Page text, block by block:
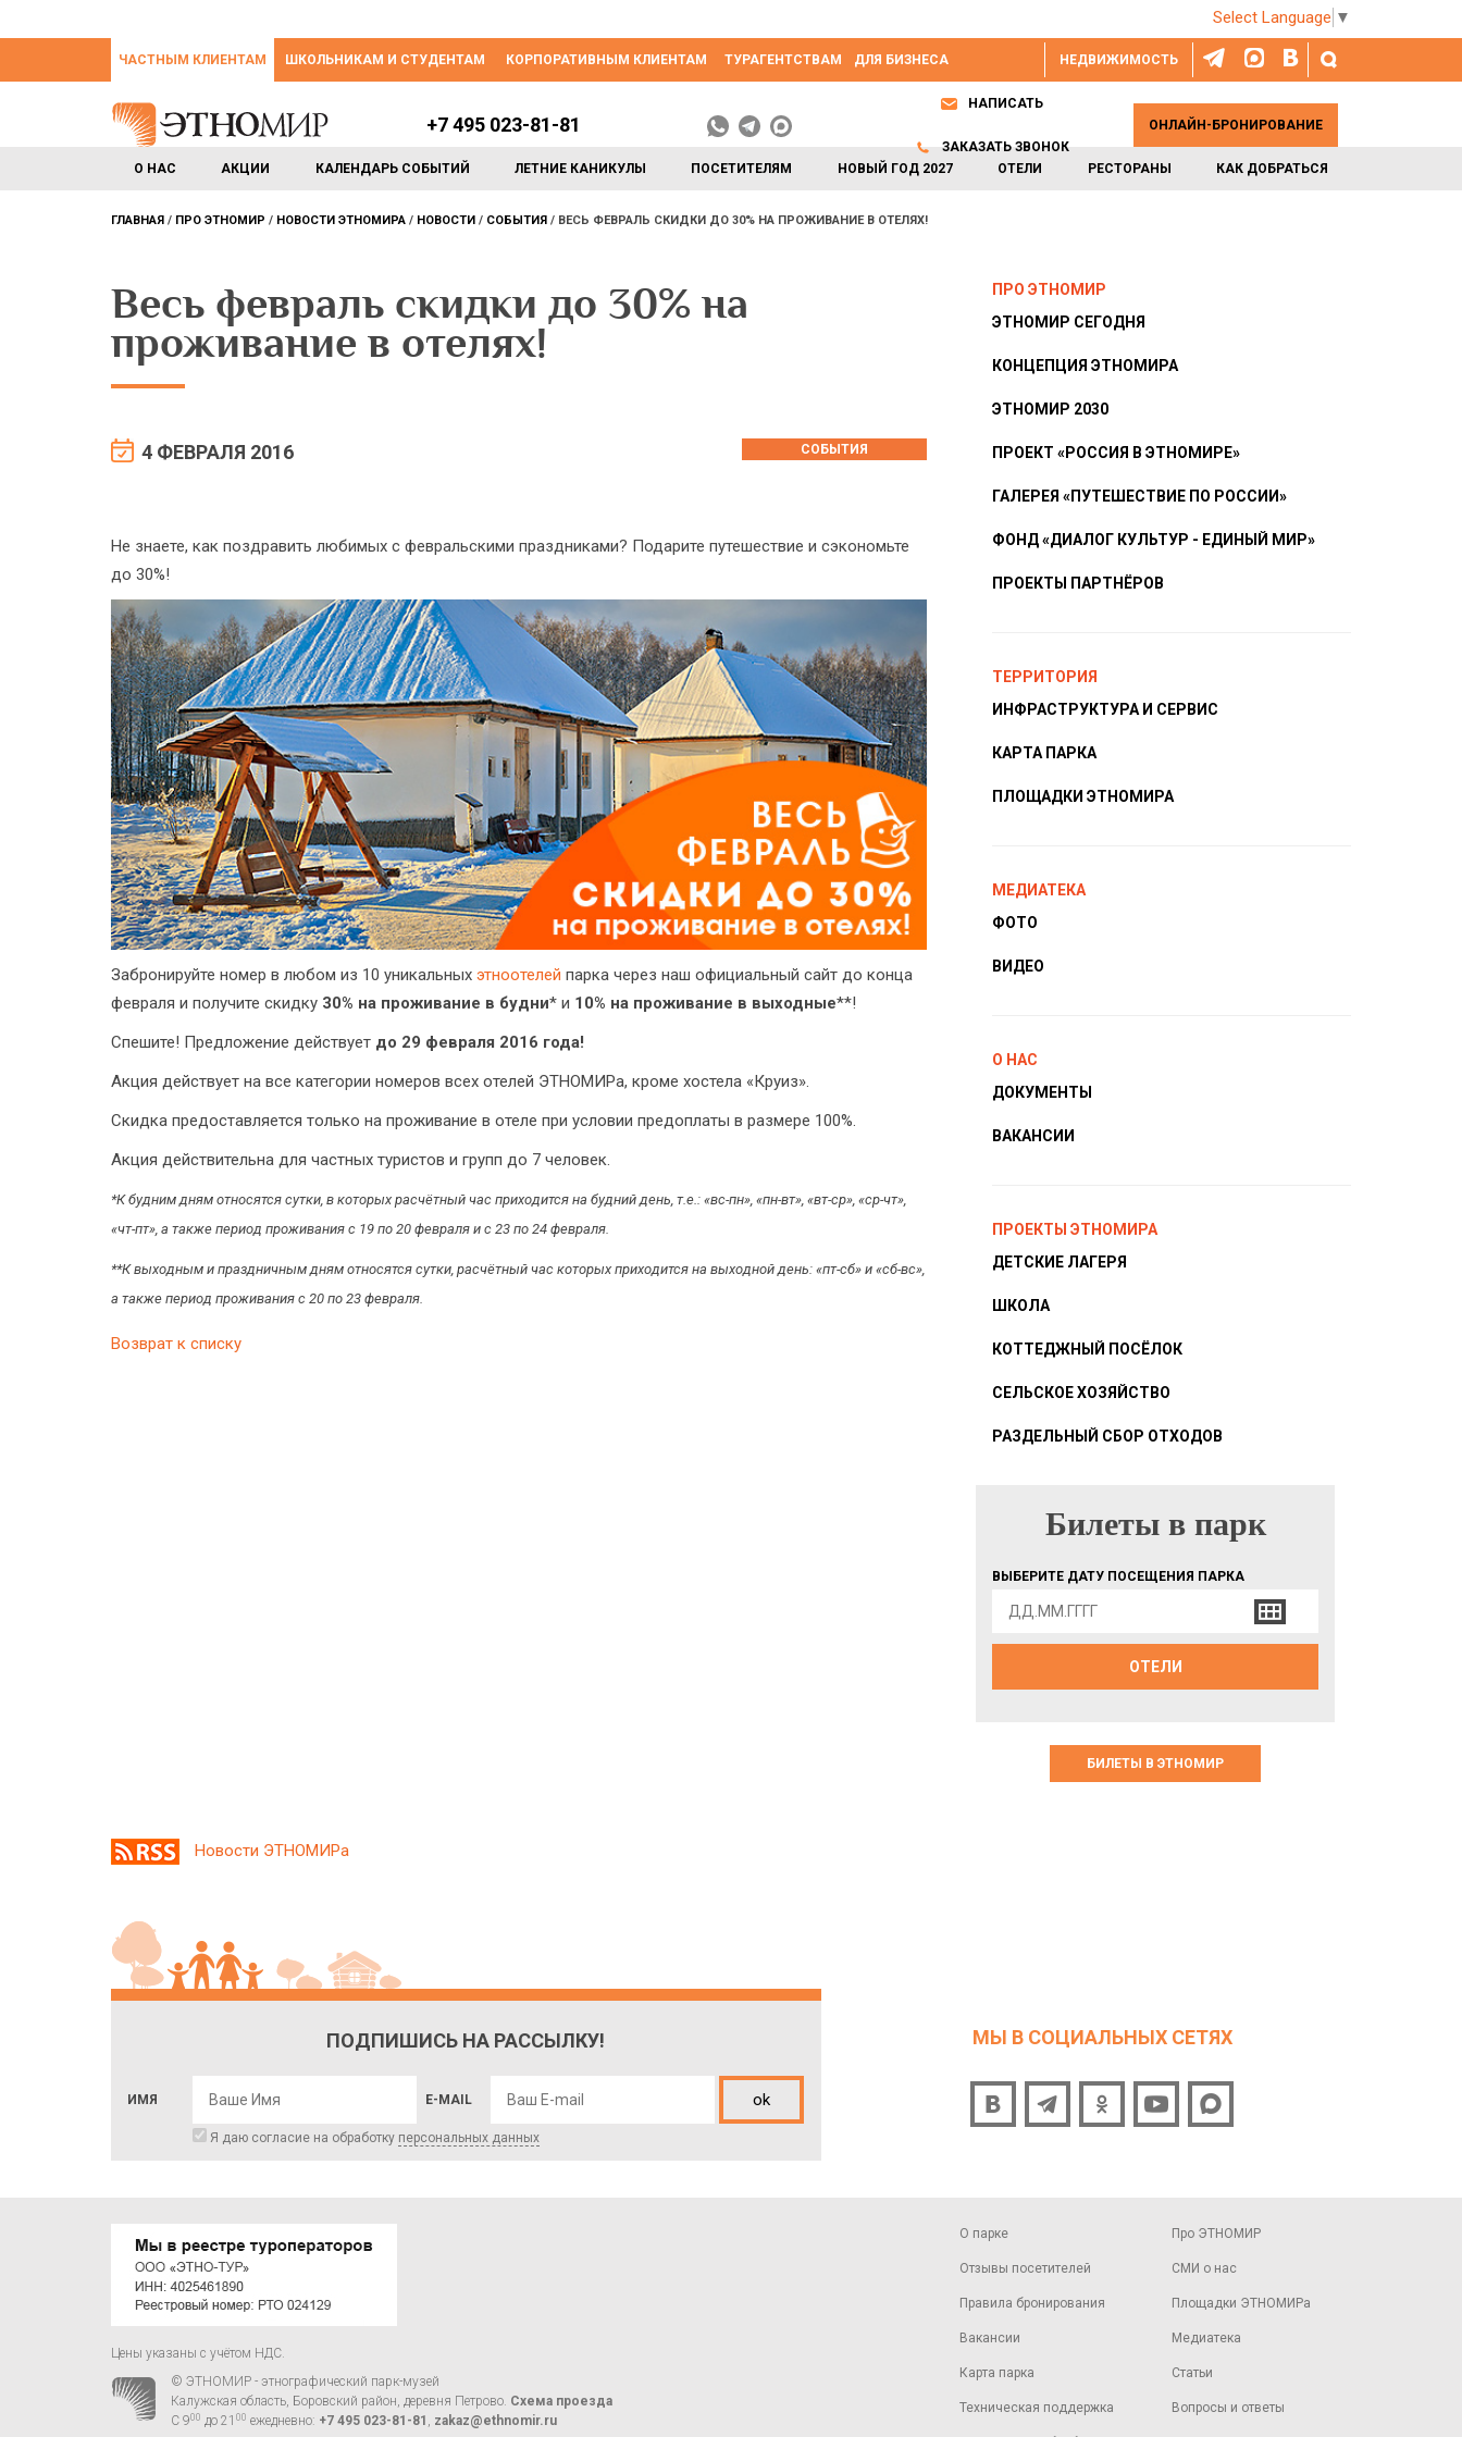
Select Language ▼
НЕДВИЖИМОСТЬ
ЧАСТНЫМ КЛИЕНТАМ ШКОЛЬНИКАМ И СТУДЕНТАМ КОРПОРАТИВНЫМ КЛИЕНТАМ ТУРАГЕНТСТВАМ ДЛЯ БИЗНЕСА
О НАС АКЦИИ КАЛЕНДАРЬ СОБЫТИЙ ЛЕТНИЕ КАНИКУЛЫ ПОСЕТИТЕЛЯМ НОВЫЙ ГОД 2027 ОТЕЛИ РЕСТОРАНЫ КАК ДОБРАТЬСЯ
+7 495 023-81-81
НАПИСАТЬ
ЗАКАЗАТЬ ЗВОНОК
ОНЛАЙН-БРОНИРОВАНИЕ
ГЛАВНАЯ ПРО ЭТНОМИР НОВОСТИ ЭТНОМИРА НОВОСТИ СОБЫТИЯ ВЕСЬ ФЕВРАЛЬ СКИДКИ ДО 30% НА ПРОЖИВАНИЕ В ОТЕЛЯХ!
Весь февраль скидки до 30% на
проживание в отелях!
4 ФЕВРАЛЯ 2016 СОБЫТИЯ
Не знаете, как поздравить любимых с февральскими праздниками? Подарите путешествие и сэкономьте
до 30%!
Забронируйте номер в любом из 10 уникальных этноотелей парка через наш официальный сайт до конца
февраля и получите скидку 30% на проживание в будни* и 10% на проживание в выходные**!
Спешите! Предложение действует до 29 февраля 2016 года!
Акция действует на все категории номеров всех отелей ЭТНОМИРа, кроме хостела «Круиз».
Скидка предоставляется только на проживание в отеле при условии предоплаты в размере 100%.
Акция действительна для частных туристов и групп до 7 человек.
*К будним дням относятся сутки, в которых расчётный час приходится на будний день, т.е.: «вс-пн», «пн-вт», «вт-ср», «ср-чт»,
«чт-пт», а также период проживания с 19 по 20 февраля и с 23 по 24 февраля.
**К выходным и праздничным дням относятся сутки, расчётный час которых приходится на выходной день: «пт-сб» и «сб-вс»,
а также период проживания с 20 по 23 февраля.
Возврат к списку
ПРО ЭТНОМИР
ЭТНОМИР СЕГОДНЯ
КОНЦЕПЦИЯ ЭТНОМИРА
ЭТНОМИР 2030
ПРОЕКТ «РОССИЯ В ЭТНОМИРЕ»
ГАЛЕРЕЯ «ПУТЕШЕСТВИЕ ПО РОССИИ»
ФОНД «ДИАЛОГ КУЛЬТУР - ЕДИНЫЙ МИР»
ПРОЕКТЫ ПАРТНЁРОВ
ТЕРРИТОРИЯ
ИНФРАСТРУКТУРА И СЕРВИС
КАРТА ПАРКА
ПЛОЩАДКИ ЭТНОМИРА
МЕДИАТЕКА
ФОТО
ВИДЕО
О НАС
ДОКУМЕНТЫ
ВАКАНСИИ
ПРОЕКТЫ ЭТНОМИРА
ДЕТСКИЕ ЛАГЕРЯ
ШКОЛА
КОТТЕДЖНЫЙ ПОСЁЛОК
СЕЛЬСКОЕ ХОЗЯЙСТВО
РАЗДЕЛЬНЫЙ СБОР ОТХОДОВ
БИЛЕТЫ В ПАРК
Билеты в парк
ВЫБЕРИТЕ ДАТУ ПОСЕЩЕНИЯ ПАРКА
ОТЕЛИ
БИЛЕТЫ В ЭТНОМИР
Новости ЭТНОМИРа
ПОДПИШИСЬ НА РАССЫЛКУ!
ИМЯ E-MAIL ok
Я даю согласие на обработку персональных данных
МЫ В СОЦИАЛЬНЫХ СЕТЯХ
О парке
Отзывы посетителей
Правила бронирования
Вакансии
Карта парка
Техническая поддержка
Про ЭТНОМИР
СМИ о нас
Площадки ЭТНОМИРа
Медиатека
Статьи
Вопросы и ответы
Цены указаны с учётом НДС.
© ЭТНОМИР - этнографический парк-музей
Калужская область, Боровский район, деревня Петрово. Схема проезда
С 900 до 21 00 ежедневно: +7 495 023-81-81 , zakaz@ethnomir.ru